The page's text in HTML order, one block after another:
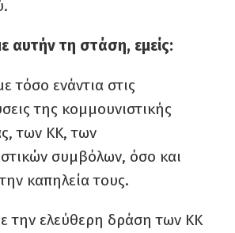
αυτήν τη στάση, εμείς:
τόσο ενάντια στις
της κομμουνιστικής
των ΚΚ, των
συμβόλων, όσο και
καπηλεία τους.
την ελεύθερη δράση των ΚΚ